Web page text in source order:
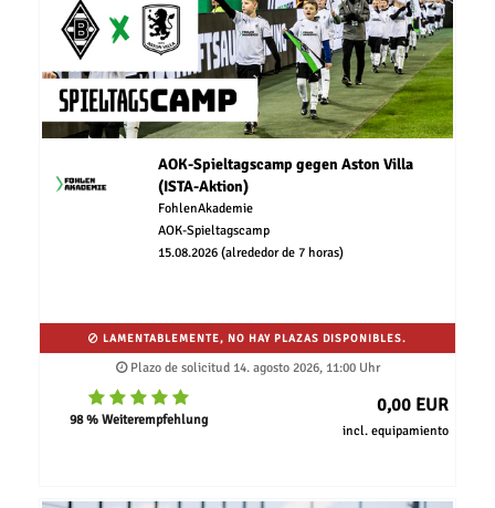
AOK-Spieltagscamp gegen Aston Villa
(ISTA-Aktion)
FohlenAkademie
AOK-Spieltagscamp
15.08.2026 (alrededor de 7 horas)
LAMENTABLEMENTE, NO HAY PLAZAS DISPONIBLES.
Plazo de solicitud 14. agosto 2026, 11:00 Uhr
98 % Weiterempfehlung
0,00 EUR
incl. equipamiento